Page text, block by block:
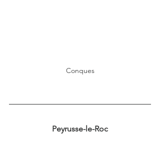
Conques
Peyrusse-le-Roc